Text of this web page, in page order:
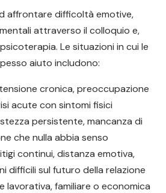
affrontare difficoltà emotive,
attraverso il colloquio e,
Le situazioni in cui le
aiuto includono:
cronica, preoccupazione
acute con sintomi fisici
persistente, mancanza di
che nulla abbia senso
continui, distanza emotiva,
difficili sul futuro della relazione
lavorativa, familiare o economica